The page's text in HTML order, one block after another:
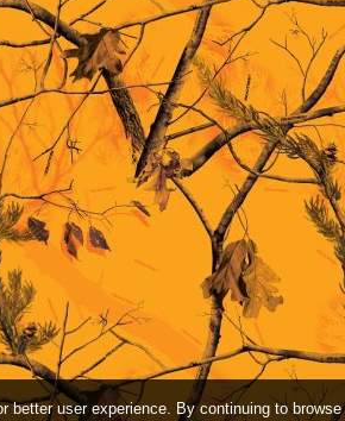
better user experience. By continuing to